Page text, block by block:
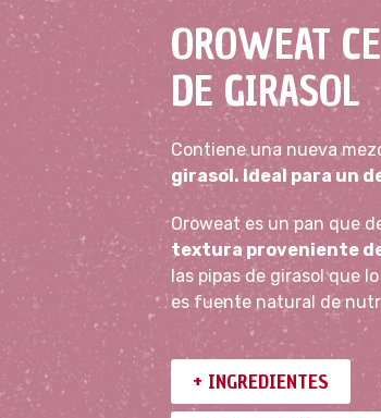
OROWEAT
DE GIRASOL
Contiene una nueva
girasol. Ideal para un
Oroweat es un pan que
textura proveniente
las pipas de girasol que
es fuente natural de
+ INGREDIENTES